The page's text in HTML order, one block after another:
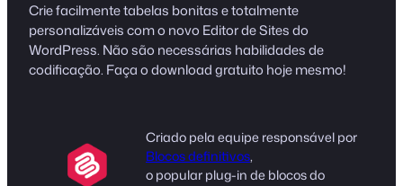
Crie facilmente tabelas bonitas e totalmente
personalizáveis com o novo Editor de Sites do
WordPress. Não são necessárias habilidades de
codificação. Faça o download gratuito hoje mesmo!
Criado pela equipe responsável por
Blocos definitivos,
o popular plug-in de blocos do